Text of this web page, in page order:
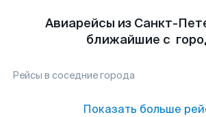
Авиарейсы из Санкт-
ближайшие с
Рейсы в соседние города
Показать больше